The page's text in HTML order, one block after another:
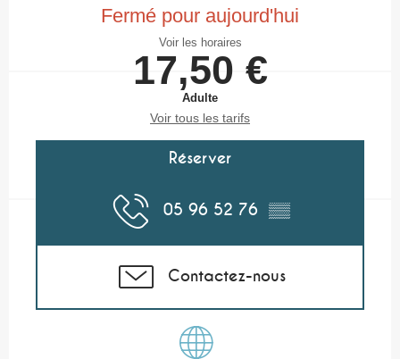
Fermé pour aujourd'hui
Voir les horaires
17,50 €
Adulte
Voir tous les tarifs
Réserver
05 96 52 76 ▒▒
Contactez-nous